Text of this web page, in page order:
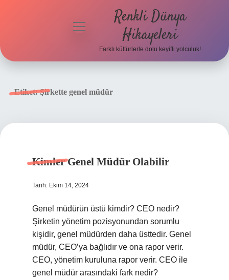
Politikası
menüyü
Renkli Dünya
Hikayeleri
Farklı kültürlerle dolu keyifli yolculuk!
Etiket:Şirkette genel müdür
Kimler Genel Müdür Olabilir
Tarih: Ekim 14, 2024
Genel müdürün üstü kimdir? CEO nedir?
Şirketin yönetim pozisyonundan sorumlu
kişidir, genel müdürden daha üsttedir. Genel
müdür, CEO’ya bağlıdır ve ona rapor verir.
CEO, yönetim kuruluna rapor verir. CEO ile
genel müdür arasındaki fark nedir?